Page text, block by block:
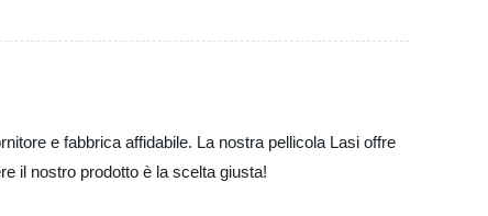
e fabbrica affidabile. La nostra pellicola Lasi offre
il nostro prodotto è la scelta giusta!